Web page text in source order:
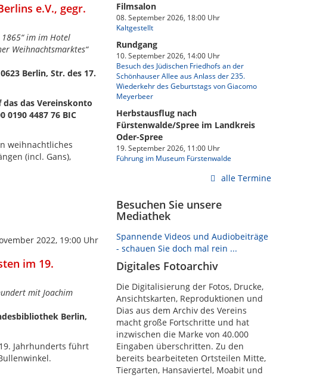
e.V., gegr.
1865“ im im Hotel
Weihnachtsmarktes“
Berlin, Str. des 17.
das Vereinskonto
0190 4487 76 BIC
weihnachtliches
(incl. Gans),
2022, 19:00 Uhr
im 19.
mit Joachim
Berlin,
Jahrhunderts führt
Filmsalon
08. September 2026, 18:00 Uhr
Kaltgestellt
Rundgang
10. September 2026, 14:00 Uhr
Besuch des Jüdischen Friedhofs an der
Schönhauser Allee aus Anlass der 235.
Wiederkehr des Geburtstags von Giacomo
Meyerbeer
Herbstausflug nach
Fürstenwalde/Spree im Landkreis
Oder-Spree
19. September 2026, 11:00 Uhr
Führung im Museum Fürstenwalde
alle Termine
Besuchen Sie unsere
Mediathek
Spannende Videos und Audiobeiträge
- schauen Sie doch mal rein ...
Digitales Fotoarchiv
Die Digitalisierung der Fotos, Drucke,
Ansichtskarten, Reproduktionen und
Dias aus dem Archiv des Vereins
macht große Fortschritte und hat
inzwischen die Marke von 40.000
Eingaben überschritten. Zu den
bereits bearbeiteten Ortsteilen Mitte,
Tiergarten, Hansaviertel, Moabit und